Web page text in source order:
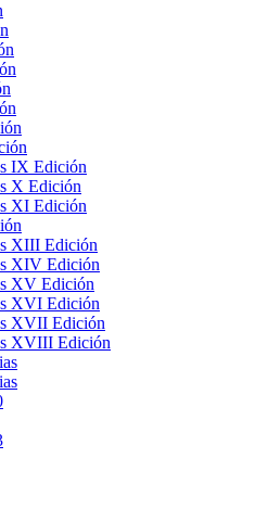
IX Edición
X Edición
XI Edición
XIII Edición
XIV Edición
XV Edición
XVI Edición
XVII Edición
XVIII Edición